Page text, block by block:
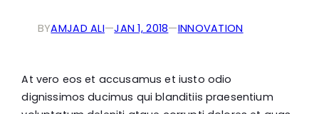
BYAMJAD ALI—JAN 1, 2018—INNOVATION
At vero eos et accusamus et iusto odio
dignissimos ducimus qui blanditiis praesentium